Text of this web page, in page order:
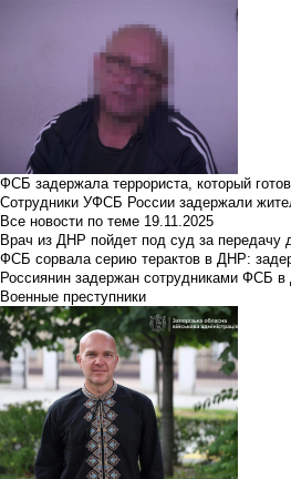
ФСБ задержала террориста, который
Сотрудники УФСБ России задержали
Все новости по теме 19.11.2025
Врач из ДНР пойдет под суд за передачу
ФСБ сорвала серию терактов в ДНР:
Россиянин задержан сотрудниками ФСБ
Военные преступники